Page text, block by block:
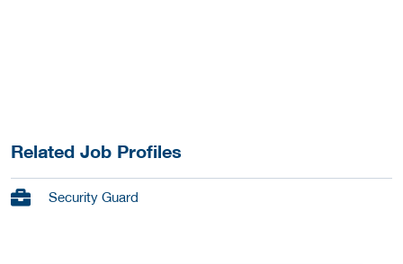
Related Job Profiles
Security Guard